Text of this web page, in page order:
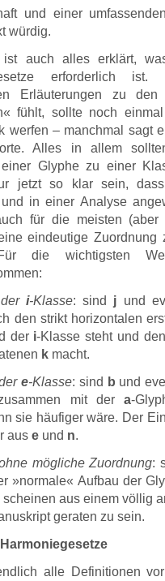
und einer
würdig.
auch alles erklärt,
erforderlich
Erläuterungen zu den
fühlt, sollte noch
werfen – manchmal sagt
Alles in allem
einer Glyphe zu einer
jetzt so klar sein,
in einer Analyse
für die meisten
eindeutige Zuordnung
die wichtigsten
deri-Klasse: sind j und
den strikt horizontalen
der i-Klasse steht und
k macht.
e-Klasse: sind b und
mit dera-
sie häufiger wäre. Der
aus e und n.
mögliche Zuordnung:
»normale« Aufbau der
aus einem völlig
geraten zu sein.
alle Definitionen